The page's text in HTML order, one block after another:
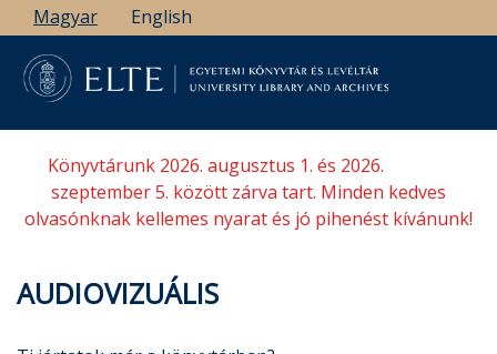
Ugrás
a
tartalomra
Magyar English
Könyvtárunk 2026. augusztus 1. és 2026.
szeptember 5. között zárva tart. Minden kedves
olvasónknak kellemes nyarat és jó pihenést kívánunk!
AUDIOVIZUÁLIS